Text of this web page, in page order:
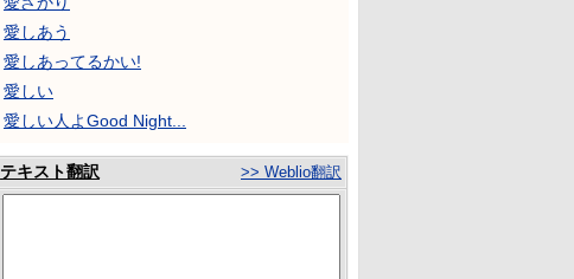
愛しあう
愛しあってるかい!
愛しい
愛しい人よGood Night...
テキスト翻訳 >> Weblio翻訳